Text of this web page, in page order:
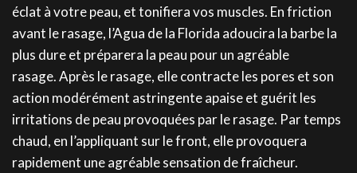
éclat à votre peau, et tonifiera vos muscles. En friction
avant le rasage, l’Agua de la Florida adoucira la barbe la
plus dure et préparera la peau pour un agréable
rasage. Après le rasage, elle contracte les pores et son
action modérément astringente apaise et guérit les
irritations de peau provoquées par le rasage. Par temps
chaud, en l’appliquant sur le front, elle provoquera
rapidement une agréable sensation de fraîcheur.